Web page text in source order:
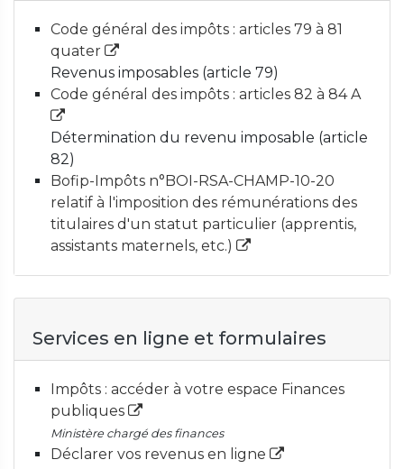
Code général des impôts : articles 79 à 81
quater
Revenus imposables (article 79)
Code général des impôts : articles 82 à 84 A
Détermination du revenu imposable (article
82)
Bofip-Impôts n°BOI-RSA-CHAMP-10-20
relatif à l'imposition des rémunérations des
titulaires d'un statut particulier (apprentis,
assistants maternels, etc.)
Services en ligne et formulaires
Impôts : accéder à votre espace Finances
publiques
Ministère chargé des finances
Déclarer vos revenus en ligne